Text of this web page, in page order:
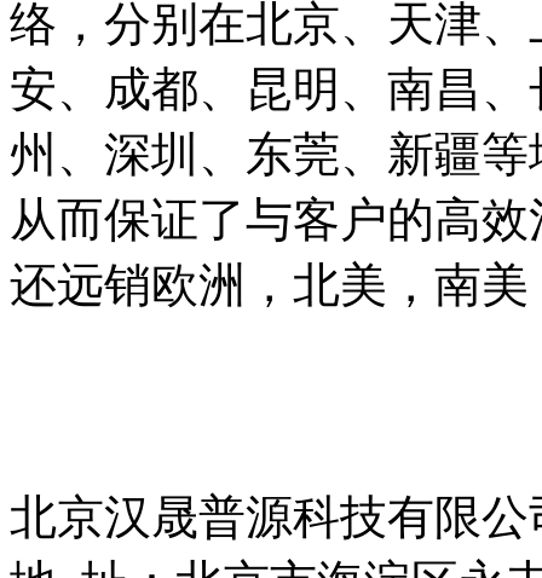
络，分别在北京、天津
安、成都、昆明、南昌
州、深圳、东莞、新疆
从而保证了与客户的高
还远销欧洲，北美，南
北京汉晟普源科技有限公